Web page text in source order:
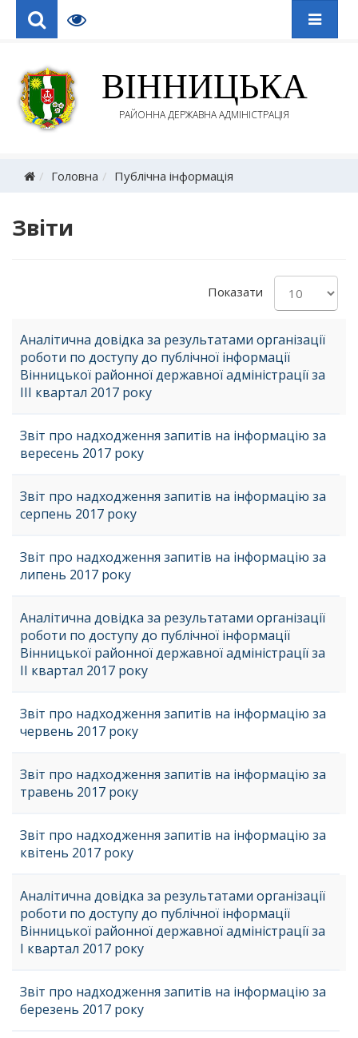
ВІННИЦЬКА
РАЙОННА ДЕРЖАВНА АДМІНІСТРАЦІЯ
Головна Публічна інформація
Звіти
Показати
Аналітична довідка за результатами організації
роботи по доступу до публічної інформації
Вінницької районної державної адміністрації за
ІІІ квартал 2017 року
Звіт про надходження запитів на інформацію за
вересень 2017 року
Звіт про надходження запитів на інформацію за
серпень 2017 року
Звіт про надходження запитів на інформацію за
липень 2017 року
Аналітична довідка за результатами організації
роботи по доступу до публічної інформації
Вінницької районної державної адміністрації за
ІІ квартал 2017 року
Звіт про надходження запитів на інформацію за
червень 2017 року
Звіт про надходження запитів на інформацію за
травень 2017 року
Звіт про надходження запитів на інформацію за
квітень 2017 року
Аналітична довідка за результатами організації
роботи по доступу до публічної інформації
Вінницької районної державної адміністрації за
І квартал 2017 року
Звіт про надходження запитів на інформацію за
березень 2017 року